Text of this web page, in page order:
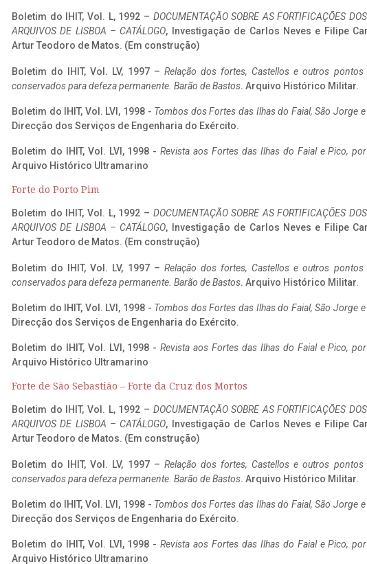
Boletim do IHIT, Vol. L, 1992 – DOCUMENTAÇÃO SOBRE AS FORTIFICAÇÕES
ARQUIVOS DE LISBOA – CATÁLOGO, Investigação de Carlos Neves e Filipe
Artur Teodoro de Matos. (Em construção)
Boletim do IHIT, Vol. LV, 1997 – Relação dos fortes, Castellos e outros
conservados para defeza permanente. Barão de Bastos. Arquivo Histórico Militar.
Boletim do IHIT, Vol. LVI, 1998 - Tombos dos Fortes das Ilhas do Faial, São Jorge e
Direcção dos Serviços de Engenharia do Exército.
Boletim do IHIT, Vol. LVI, 1998 -Revista aos Fortes das Ilhas do Faial e Pico,
Arquivo Histórico Ultramarino
Forte do Porto Pim
Boletim do IHIT, Vol. L, 1992 – DOCUMENTAÇÃO SOBRE AS FORTIFICAÇÕES
ARQUIVOS DE LISBOA – CATÁLOGO, Investigação de Carlos Neves e Filipe
Artur Teodoro de Matos. (Em construção)
Boletim do IHIT, Vol. LV, 1997 – Relação dos fortes, Castellos e outros
conservados para defeza permanente. Barão de Bastos. Arquivo Histórico Militar.
Boletim do IHIT, Vol. LVI, 1998 - Tombos dos Fortes das Ilhas do Faial, São Jorge e
Direcção dos Serviços de Engenharia do Exército.
Boletim do IHIT, Vol. LVI, 1998 -Revista aos Fortes das Ilhas do Faial e Pico,
Arquivo Histórico Ultramarino
Forte de São Sebastião – Forte da Cruz dos Mortos
Boletim do IHIT, Vol. L, 1992 – DOCUMENTAÇÃO SOBRE AS FORTIFICAÇÕES
ARQUIVOS DE LISBOA – CATÁLOGO, Investigação de Carlos Neves e Filipe
Artur Teodoro de Matos. (Em construção)
Boletim do IHIT, Vol. LV, 1997 – Relação dos fortes, Castellos e outros
conservados para defeza permanente. Barão de Bastos. Arquivo Histórico Militar.
Boletim do IHIT, Vol. LVI, 1998 - Tombos dos Fortes das Ilhas do Faial, São Jorge e
Direcção dos Serviços de Engenharia do Exército.
Boletim do IHIT, Vol. LVI, 1998 -Revista aos Fortes das Ilhas do Faial e Pico,
Arquivo Histórico Ultramarino